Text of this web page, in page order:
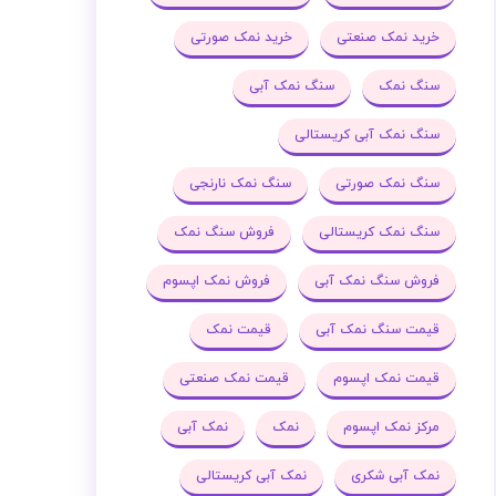
خرید نمک صنعتی خرید نمک صورتی
سنگ نمک سنگ نمک آبی
سنگ نمک آبی کریستالی
سنگ نمک صورتی سنگ نمک نارنجی
سنگ نمک کریستالی فروش سنگ نمک
فروش سنگ نمک آبی فروش نمک اپسوم
قیمت سنگ نمک آبی قیمت نمک
قیمت نمک اپسوم قیمت نمک صنعتی
مرکز نمک اپسوم نمک نمک آبی
نمک آبی شکری نمک آبی کریستالی